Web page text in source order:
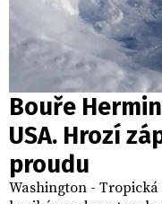
Bouře
USA. Hrozí
proudu
Washington -